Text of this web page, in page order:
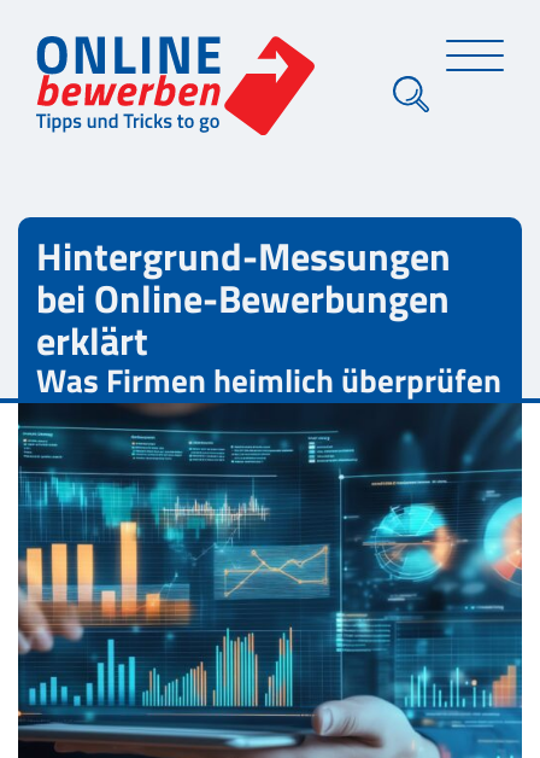
Hintergrund-Messungen
bei Online-Bewerbungen
erklärt
Was Firmen heimlich überprüfen